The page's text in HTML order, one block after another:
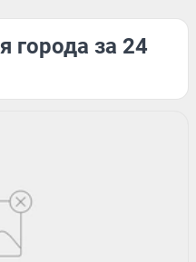
города за 24